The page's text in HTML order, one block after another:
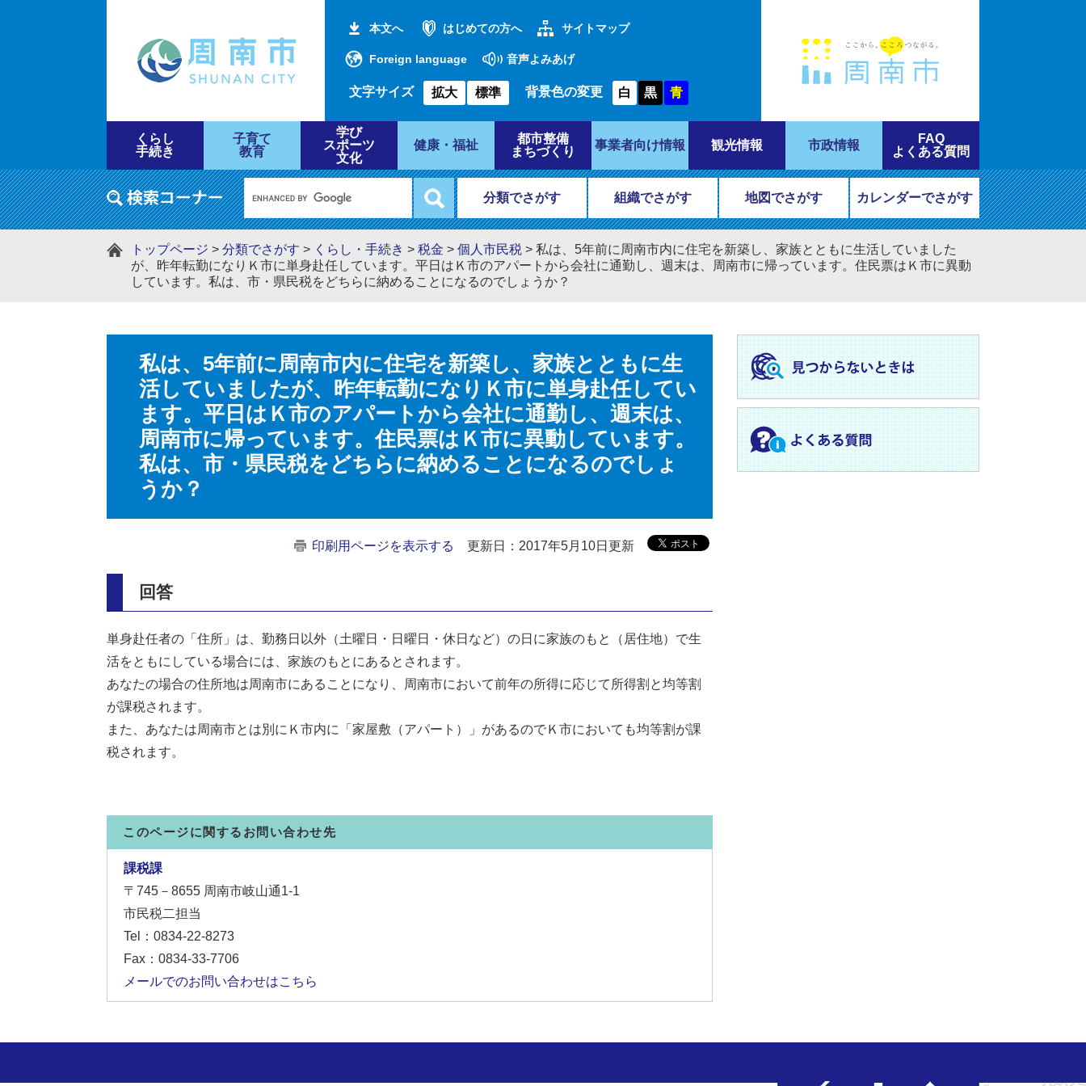
本文へ はじめての方へ サイトマップ
Foreign language 音声よみあげ
文字サイズ 拡大 標準 背景色の変更 白 黒 青
くらし
手続き
子育て
教育
学び
スポーツ
文化
健康・福祉
都市整備
まちづくり
事業者向け情報 観光情報 市政情報
FAQ
よくある質問
分類でさがす 組織でさがす 地図でさがす カレンダーでさがす
トップページ > 分類でさがす > くらし・手続き > 税金 > 個人市民税 > 私は、5年前に周南市内に住宅を新築し、家族とともに生活していました
が、昨年転勤になりＫ市に単身赴任しています。平日はＫ市のアパートから会社に通勤し、週末は、周南市に帰っています。住民票はＫ市に異動
しています。私は、市・県民税をどちらに納めることになるのでしょうか？
私は、5年前に周南市内に住宅を新築し、家族とともに生
活していましたが、昨年転勤になりＫ市に単身赴任してい
ます。平日はＫ市のアパートから会社に通勤し、週末は、
周南市に帰っています。住民票はＫ市に異動しています。
私は、市・県民税をどちらに納めることになるのでしょ
うか？
印刷用ページを表示する 更新日：2017年5月10日更新
回答
単身赴任者の「住所」は、勤務日以外（土曜日・日曜日・休日など）の日に家族のもと（居住地）で生
活をともにしている場合には、家族のもとにあるとされます。
あなたの場合の住所地は周南市にあることになり、周南市において前年の所得に応じて所得割と均等割
が課税されます。
また、あなたは周南市とは別にＫ市内に「家屋敷（アパート）」があるのでＫ市においても均等割が課
税されます。
このページに関するお問い合わせ先
課税課
〒745－8655 周南市岐山通1-1
市民税二担当
Tel：0834-22-8273
Fax：0834-33-7706
メールでのお問い合わせはこちら